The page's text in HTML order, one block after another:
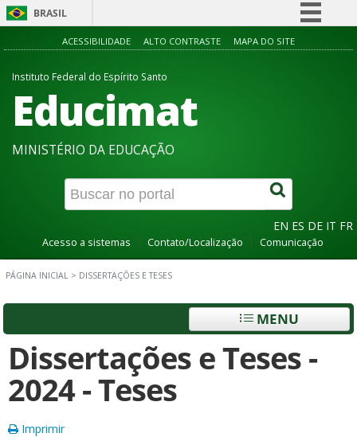
BRASIL
Simplifique!
ACESSIBILIDADE ALTO CONTRASTE MAPA DO SITE
Instituto Federal do Espírito Santo
Educimat
MINISTÉRIO DA EDUCAÇÃO
EN ES DE IT FR
Acesso a sistemas Contato/Localização Comunicação
PÁGINA INICIAL > DISSERTAÇÕES E TESES
MENU
Dissertações e Teses -
2024 - Teses
Imprimir